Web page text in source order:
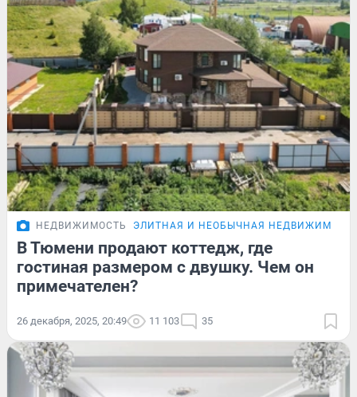
НЕДВИЖИМОСТЬ ЭЛИТНАЯ И НЕОБЫЧНАЯ
В Тюмени продают коттедж, где
гостиная размером с двушку. Чем он
примечателен?
26 декабря, 2025, 20:49 11 103 35